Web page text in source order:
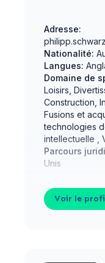
Adresse:
Nationalité:
Langues:
Domaine de
Loisirs,
Construction,
Fusions et
technologies
intellectuelle ,
Parcours
Unis
Voir le